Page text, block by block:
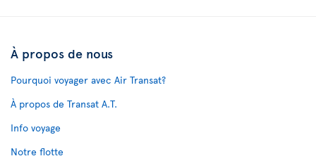
À propos de nous
Pourquoi voyager avec Air Transat?
À propos de Transat A.T.
Info voyage
Notre flotte